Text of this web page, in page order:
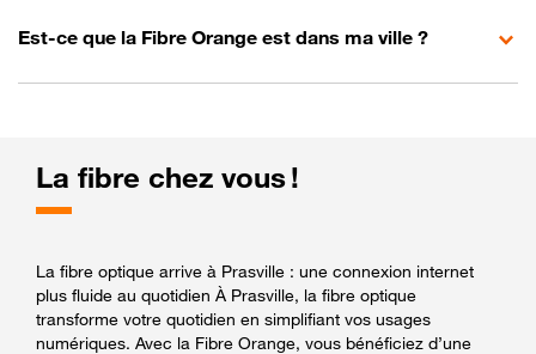
Est-ce que la Fibre Orange est dans ma ville ?
La fibre chez vous !
La fibre optique arrive à Prasville : une connexion internet
plus fluide au quotidien À Prasville, la fibre optique
transforme votre quotidien en simplifiant vos usages
numériques. Avec la Fibre Orange, vous bénéficiez d’une